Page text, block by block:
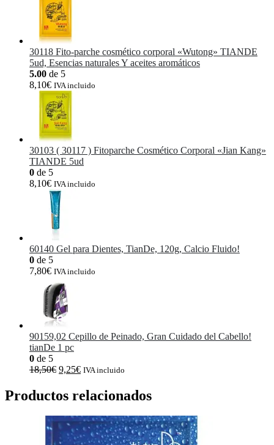
30118 Fito-parche cosmético corporal «Wutong» TIANDE
5ud, Esencias naturales Y aceites aromáticos
5.00 de 5
8,10€ IVA incluido
30103 ( 30117 ) Fitoparche Cosmético Corporal «Jian Kang»
TIANDE 5ud
0 de 5
8,10€ IVA incluido
60140 Gel para Dientes, TianDe, 120g, Calcio Fluido!
0 de 5
7,80€ IVA incluido
90159,02 Cepillo de Peinado, Gran Cuidado del Cabello!
tianDe 1 pc
0 de 5
18,50€ El
original
era:
9,25€El
actual
es:
IVA incluido
Productos relacionados